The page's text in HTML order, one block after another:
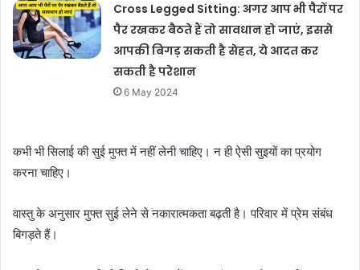
Cross Legged Sitting: अगर आप भी पैरों पर
पैर रखकर बैठते हैं तो सावधान हो जाएं, इससे
आपकी बिगड़ सकती है सेहत, ये आदत कर
सकती है परेशान
6 May 2024
कभी भी सिलाई की सुई मुफ्त में नहीं लेनी चाहिए। न ही ऐसी सुइयों का प्रयोग
करना चाहिए।
वास्तु के अनुसार मुफ्त सुई लेने से नकारात्मकता बढ़ती है। परिवार में प्रेम संबंध
बिगड़ते हैं।